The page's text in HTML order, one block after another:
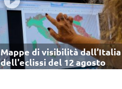
Mappe di visibilità dall’Italia
dell'eclissi del 12 agosto